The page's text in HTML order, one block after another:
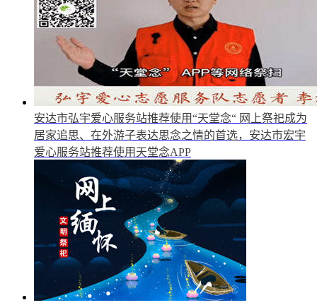
安达市弘宇爱心服务站推荐使用“天堂念“ 网上祭祀成为
居家追思、在外游子表达思念之情的首选，安达市宏宇
爱心服务站推荐使用天堂念APP